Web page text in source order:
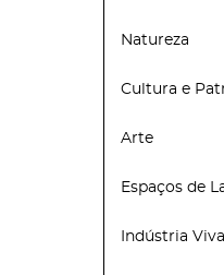
Natureza
Cultura e
Arte
Espaços de
Indústria Viva